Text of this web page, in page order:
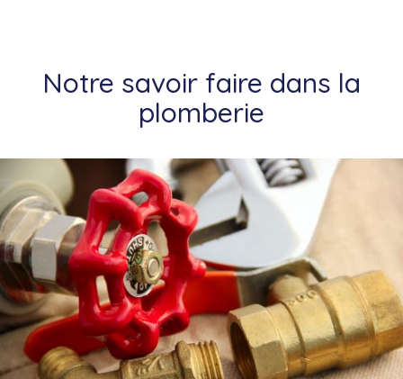
Notre savoir faire dans la
plomberie